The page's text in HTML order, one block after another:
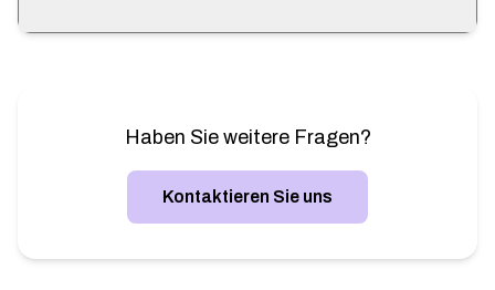
Jana Kohout M.A.Haben Sie weitere Fragen?
Kontaktieren Sie uns